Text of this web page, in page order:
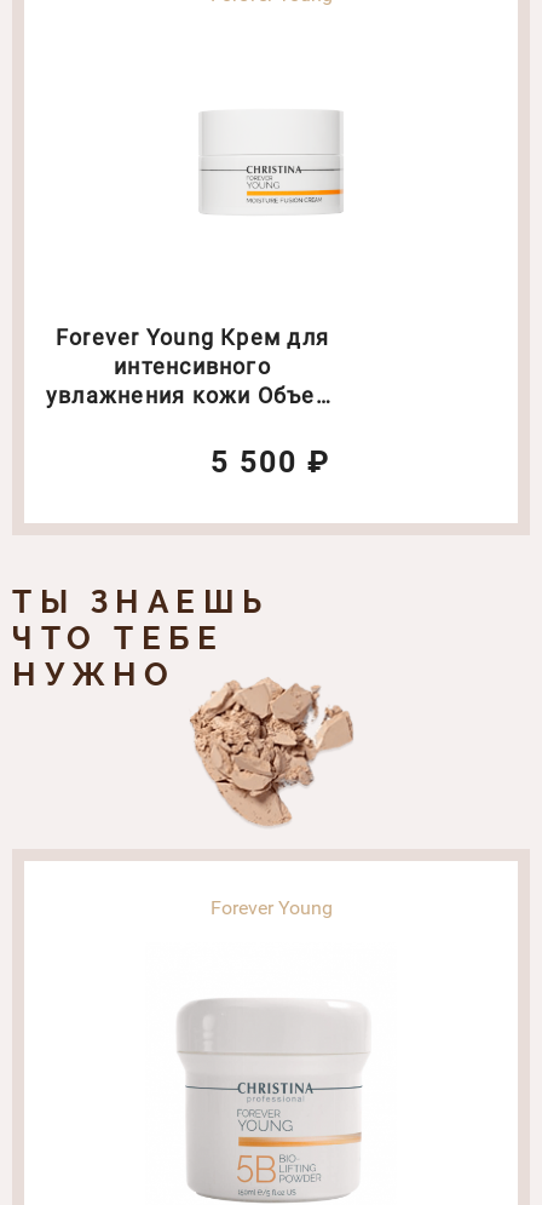
Forever Young Крем для
интенсивного
увлажнения кожи Объем:
5 500 ₽
ТЫ ЗНАЕШЬ
ЧТО ТЕБЕ
НУЖНО
Forever Young